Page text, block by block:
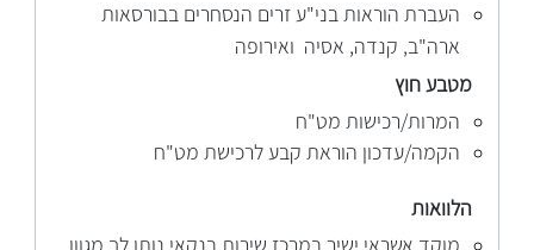
העברת הוראות בני"ע זרים הנסחרים בבורסאות
ארה"ב, קנדה, אסיה ואירופה
מטבעחוץ
המרות/רכישות מט"ח
הקמה/עדכון הוראת קבע לרכישת מט"ח
הלוואות